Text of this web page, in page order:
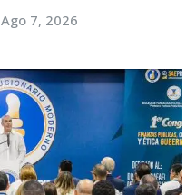
Ago 7, 2026